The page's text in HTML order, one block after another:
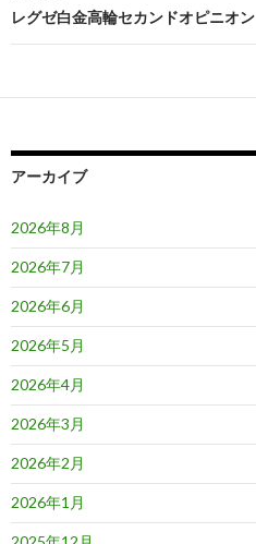
ビ
ゲ
ー
ョ
レグゼ白金高輪セカンドオピニオン
アーカイブ
2026年8月
2026年7月
2026年6月
2026年5月
2026年4月
2026年3月
2026年2月
2026年1月